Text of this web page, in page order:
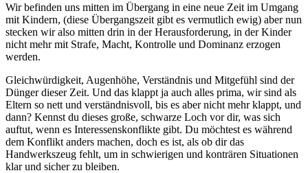
Wir befinden uns mitten im Übergang in eine neue Zeit im Umgang
mit Kindern, (diese Übergangszeit gibt es vermutlich ewig) aber nun
stecken wir also mitten drin in der Herausforderung, in der Kinder
nicht mehr mit Strafe, Macht, Kontrolle und Dominanz erzogen
werden.
Gleichwürdigkeit, Augenhöhe, Verständnis und Mitgefühl sind der
Dünger dieser Zeit. Und das klappt ja auch alles prima, wir sind als
Eltern so nett und verständnisvoll, bis es aber nicht mehr klappt, und
dann? Kennst du dieses große, schwarze Loch vor dir, was sich
auftut, wenn es Interessenskonflikte gibt. Du möchtest es während
dem Konflikt anders machen, doch es ist, als ob dir das
Handwerkszeug fehlt, um in schwierigen und konträren Situationen
klar und sicher zu bleiben.